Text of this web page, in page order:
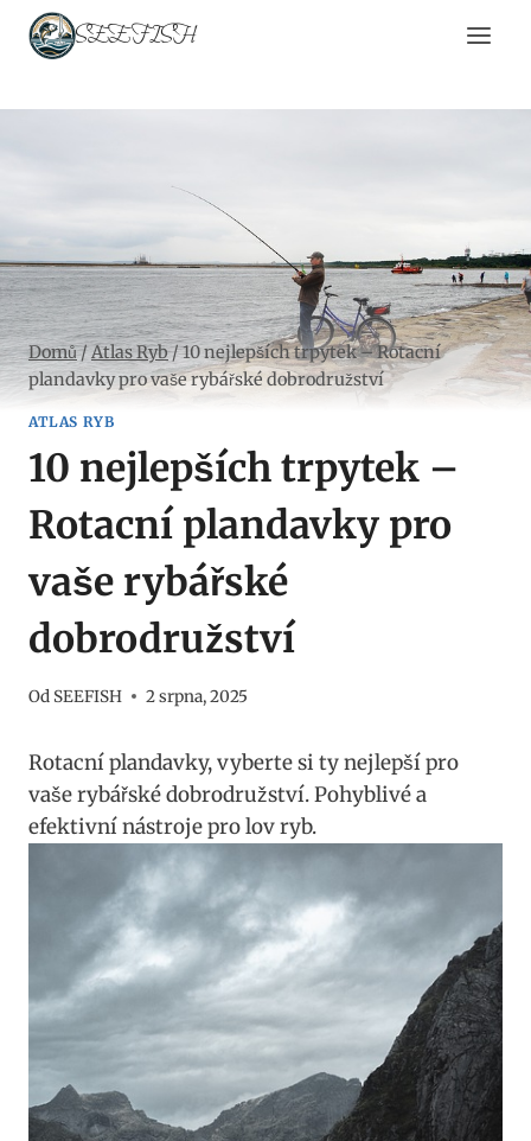
Přeskočit
SEEFISH
Domů/ Atlas Ryb/10 nejlepších trpytek – Rotacní
plandavky pro vaše rybářské dobrodružství
ATLAS RYB
10 nejlepších trpytek –
Rotacní plandavky pro
vaše rybářské
dobrodružství
Od SEEFISH 2 srpna, 2025
Rotacní plandavky, vyberte si ty nejlepší ⁢pro
⁢vaše rybářské dobrodružství. Pohyblivé a
efektivní nástroje pro lov ​ryb.